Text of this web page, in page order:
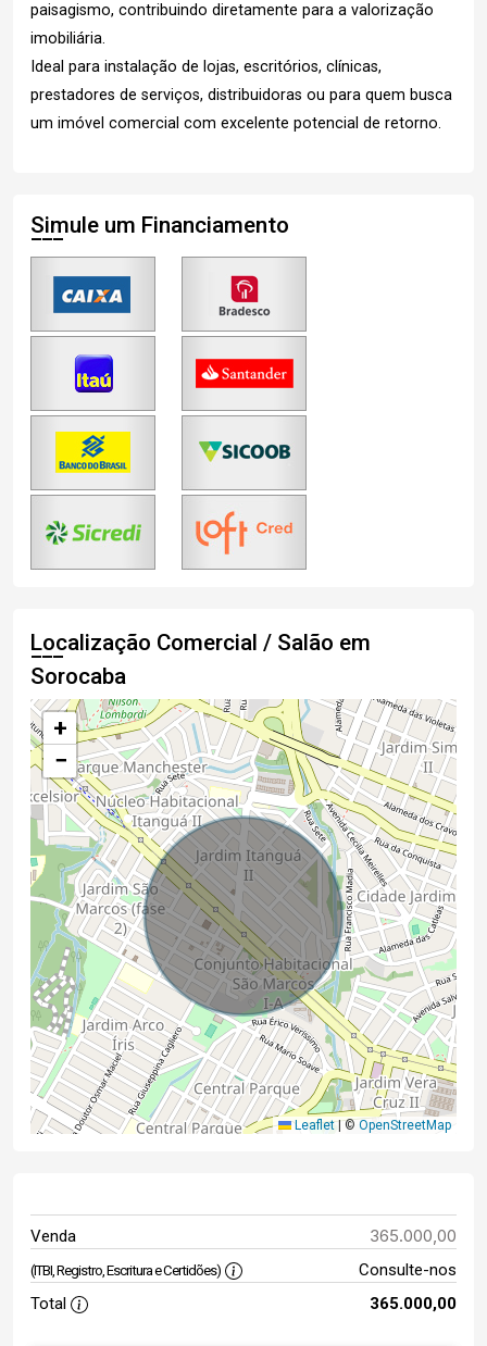
paisagismo, contribuindo diretamente para a valorização
imobiliária.
Ideal para instalação de lojas, escritórios, clínicas,
prestadores de serviços, distribuidoras ou para quem busca
um imóvel comercial com excelente potencial de retorno.
Simule um Financiamento
Localização Comercial / Salão em
Sorocaba
+
−
Leaflet |© OpenStreetMap
Venda 365.000,00
(ITBI, Registro, Escritura e Certidões)
Consulte-nos
Total
365.000,00